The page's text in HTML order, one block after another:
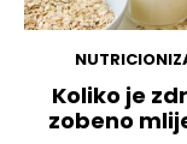
Koliko je
zobeno